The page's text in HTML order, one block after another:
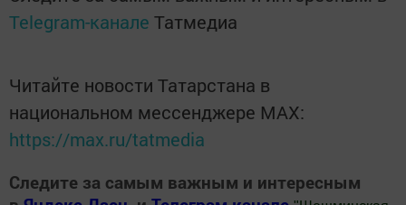
Telegram-канале Татмедиа
Читайте новости Татарстана в
национальном мессенджере MАХ:
https://max.ru/tatmedia
Следите за самым важным и интересным